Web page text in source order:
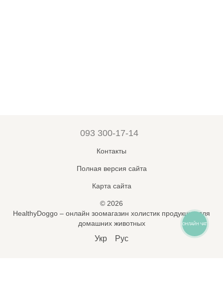
093 300-17-14
Контакты
Полная версия сайта
Карта сайта
© 2026
HealthyDoggo – онлайн зоомагазин холистик продукции для
домашних животных
Укр Рус
ОНЛАЙН ЧАТ